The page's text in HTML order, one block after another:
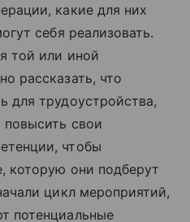
какие для них
себя реализовать.
той или иной
рассказать, что
для трудоустройства,
повысить свои
чтобы
которую они подберут
цикл мероприятий,
потенциальные